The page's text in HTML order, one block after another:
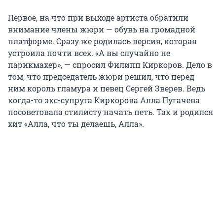
Первое, на что при выходе артиста обратили
внимание члены жюри — обувь на громадной
платформе. Сразу же родилась версия, которая
устроила почти всех. «А вы случайно не
парикмахер», — спросил Филипп Киркоров. Дело в
том, что председатель жюри решил, что перед
ним король гламура и певец Сергей Зверев. Ведь
когда-то экс-супруга Киркорова Алла Пугачева
посоветовала стилисту начать петь. Так и родился
хит «Алла, что ты делаешь, Алла».